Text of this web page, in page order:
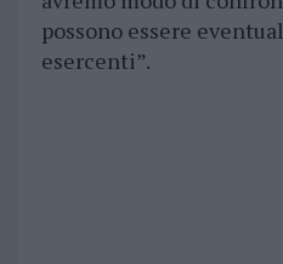
possono essere
esercenti”.